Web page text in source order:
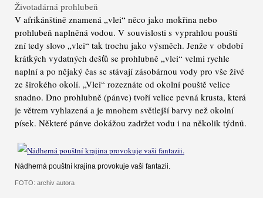
Životadárná prohlubeň
V afrikánštině znamená „vlei“ něco jako mokřina nebo
prohlubeň naplněná vodou. V souvislosti s vyprahlou pouští
zní tedy slovo „vlei“ tak trochu jako výsměch. Jenže v období
krátkých vydatných dešťů se prohlubně „vlei“ velmi rychle
naplní a po nějaký čas se stávají zásobárnou vody pro vše živé
ze širokého okolí. „Vlei“ rozeznáte od okolní pouště velice
snadno. Dno prohlubně (pánve) tvoří velice pevná krusta, která
je větrem vyhlazená a je mnohem světlejší barvy než okolní
písek. Některé pánve dokážou zadržet vodu i na několik týdnů.
Nádherná pouštní krajina provokuje vaši fantazii.
FOTO: archiv autora